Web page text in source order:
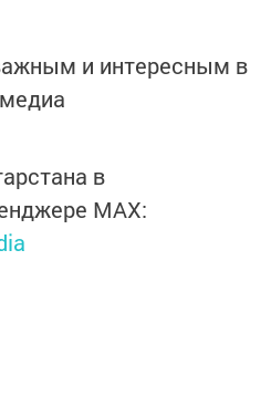
и интересным в
в
MАХ: